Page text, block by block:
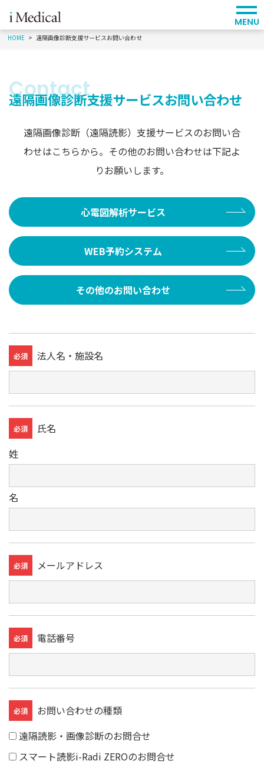
MENU
HOME 遠隔画像診断支援サービスお問い合わせ
遠隔画像診断支援サービスお問い合わせ
遠隔画像診断（遠隔読影）支援サービスのお問い合
わせはこちらから。 その他のお問い合わせは下記よ
りお願いします。
心電図解析サービス
WEB予約システム
その他のお問い合わせ
法人名・施設名
必須
氏名
必須
姓
名
メールアドレス
必須
電話番号
必須
お問い合わせの種類
必須
遠隔読影・画像診断のお問合せ
スマート読影i-Radi ZEROのお問合せ